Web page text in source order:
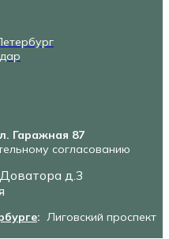
Гаражная 87
согласованию
д.3
: Лиговский проспект